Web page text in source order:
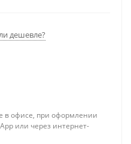
дешевле?
в офисе, при оформлении
или через интернет-